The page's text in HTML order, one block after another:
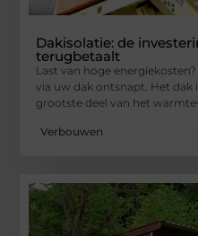
Dakisolatie: de
terugbetaalt
Last van hoge
via uw dak ontsnapt. Het
grootste deel van het
Verbouwen